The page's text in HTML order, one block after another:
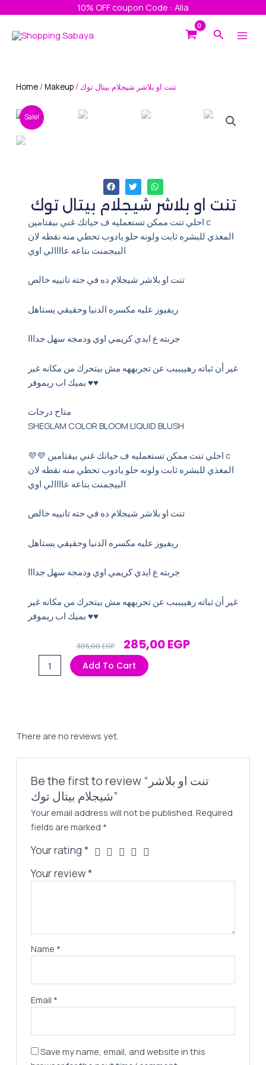
content
10% OFF coupon Code : Alia
Search
تنت او بلاشر شيجلام بيتال توك
احلي تنت ممكن تستعمليه ف حياتك غني بيفتامين c
المغذي للبشره ثابت ولونه حلو يادوب تحطي منه نقطه لان
البيجمنت بتاعه عاااالي اوي
تنت او بلاشر شيجلام ده في حته تانييه خالص
ريفيوز عليه مكسره الدنيا وحقيقي يستاهل
جربته ع ايدي كريمي اوي ودمجه سهل جدااا
غير أن ثباته رهييببب عن تجربههه مش بيتحرك من مكانه غير
بميك اب ريموفر ♥️♥️
متاح درجات
SHEGLAM COLOR BLOOM LIQUID BLUSH
💜💜 احلي تنت ممكن تستعمليه ف حياتك غني بيفتامين c
المغذي للبشره ثابت ولونه حلو يادوب تحطي منه نقطه لان
البيجمنت بتاعه عاااالي اوي
تنت او بلاشر شيجلام ده في حته تانييه خالص
ريفيوز عليه مكسره الدنيا وحقيقي يستاهل
جربته ع ايدي كريمي اوي ودمجه سهل جدااا
غير أن ثباته رهييببب عن تجربههه مش بيتحرك من مكانه غير
بميك اب ريموفر ♥️♥️
305,00EGP Original
Price
Was:
285,00EGPCurrent
توك
Add To Cart
Home/Makeup / تنت او بلاشر شيجلام بيتال توك
Sale!
There are no reviews yet.
Be the first to review “تنت او بلاشر
شيجلام بيتال توك”
Your email address will not be published. Required
fields are marked *
Your rating*
Your review*
Name *
Email *
Save my name, email, and website in this